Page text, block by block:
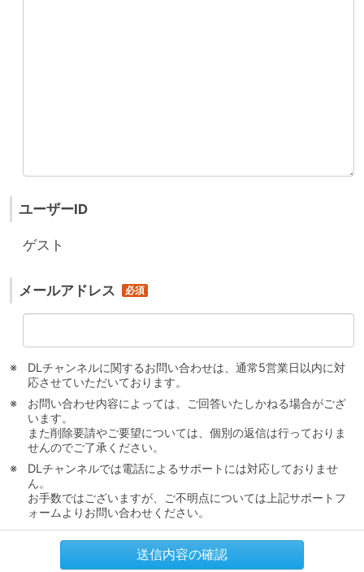
ユーザーID
ゲスト
メールアドレス
DLチャンネルに関するお問い合わせは、通常5営業日以内に対
応させていただいております。
お問い合わせ内容によっては、ご回答いたしかねる場合がござ
います。
また削除要請やご要望については、個別の返信は行っておりま
せんのでご了承ください。
DLチャンネルでは電話によるサポートには対応しておりませ
ん。
お手数ではございますが、ご不明点については上記サポートフ
ォームよりお問い合わせください。
送信内容の確認